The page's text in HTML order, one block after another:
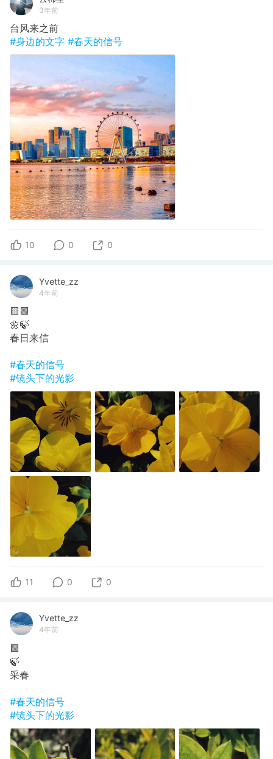
3年前
台风来之前
#身边的文字 #春天的信号
10 0 0
Yvette_zz
4年前
🟨🟩
🌼🍃
春日来信
#春天的信号
#镜头下的光影
11 0 0
Yvette_zz
4年前
🟩
🍃
采春
#春天的信号
#镜头下的光影